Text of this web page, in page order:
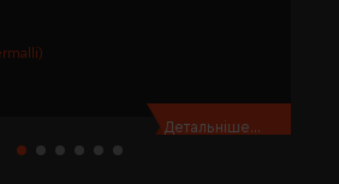
Детальніше...